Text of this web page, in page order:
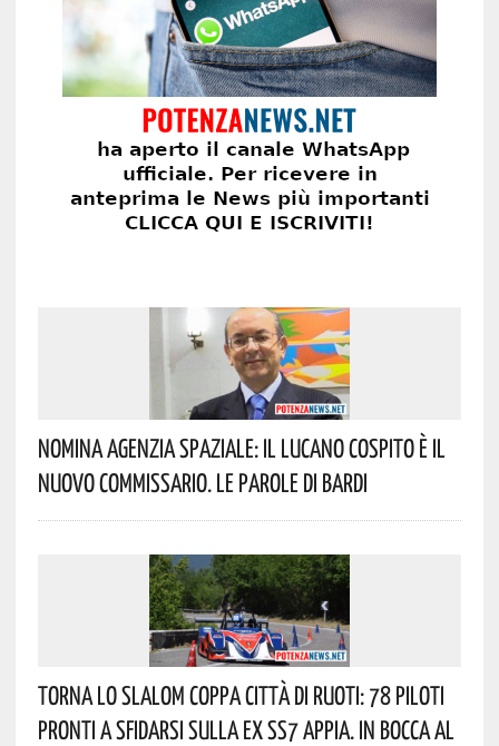
Nomina Agenzia Spaziale: Il Lucano Cospito È Il
Nuovo Commissario. Le Parole Di Bardi
Torna Lo Slalom Coppa Città Di Ruoti: 78 Piloti
Pronti A Sfidarsi Sulla Ex SS7 Appia. In Bocca Al